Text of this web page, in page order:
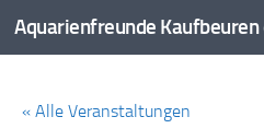
Zum Inhalt springen
Aquarienfreunde Kaufbeuren
« Alle Veranstaltungen